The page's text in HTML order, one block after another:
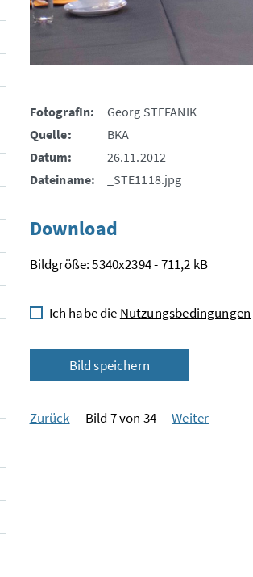
FotografIn:
Georg STEFANIK
Quelle:
BKA
Datum:
26.11.2012
Dateiname:
_STE1118.jpg
Download
Bildgröße: 5340x2394 - 711,2 kB
Ich habe die Nutzungsbedingungen
Bild speichern
Zurück Bild 7 von 34 Weiter